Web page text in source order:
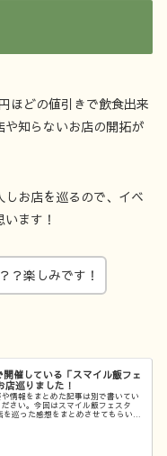
ほどの値引きで飲食出来
知らないお店の開拓が
お店を巡るので、イベ
ます！
？楽しみです！
開催している「スマイル飯フェ
店巡りました！
情報をまとめた記事は別で書いてい
さい。今回はスマイル飯フェスタ
巡った感想をまとめさせてもらいま